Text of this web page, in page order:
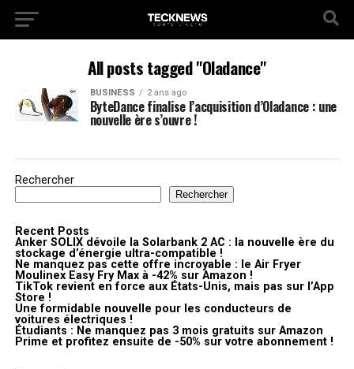
All posts tagged "Oladance"
BUSINESS 2 ans ago
ByteDance finalise l’acquisition d’Oladance : une
nouvelle ère s’ouvre !
Rechercher
Rechercher
Recent Posts
Anker SOLIX dévoile la Solarbank 2 AC : la nouvelle ère du
stockage d’énergie ultra-compatible !
Ne manquez pas cette offre incroyable : le Air Fryer
Moulinex Easy Fry Max à -42% sur Amazon !
TikTok revient en force aux États-Unis, mais pas sur l’App
Store !
Une formidable nouvelle pour les conducteurs de
voitures électriques !
Étudiants : Ne manquez pas 3 mois gratuits sur Amazon
Prime et profitez ensuite de -50% sur votre abonnement !